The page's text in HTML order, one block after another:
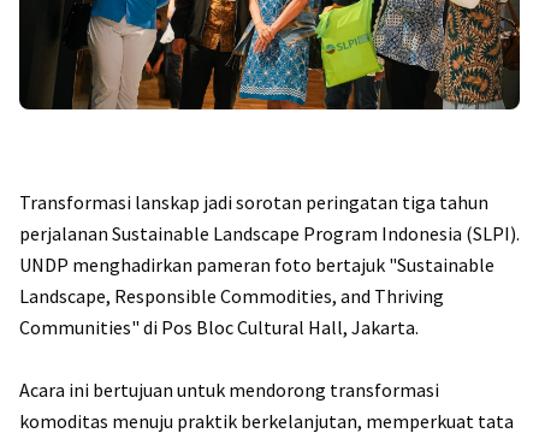
Transformasi lanskap jadi sorotan peringatan tiga tahun
perjalanan Sustainable Landscape Program Indonesia (SLPI).
UNDP menghadirkan pameran foto bertajuk "Sustainable
Landscape, Responsible Commodities, and Thriving
Communities" di Pos Bloc Cultural Hall, Jakarta.
Acara ini bertujuan untuk mendorong transformasi
komoditas menuju praktik berkelanjutan, memperkuat tata